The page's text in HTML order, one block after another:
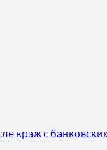
краж с